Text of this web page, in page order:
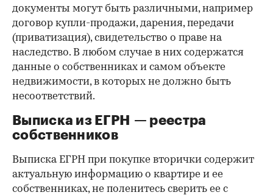
документы могут быть различными, например
договор купли-продажи, дарения, передачи
(приватизация), свидетельство о праве на
наследство. В любом случае в них содержатся
данные о собственниках и самом объекте
недвижимости, в которых не должно быть
несоответствий.
Выписка из ЕГРН — реестра
собственников
Выписка ЕГРН при покупке вторички содержит
актуальную информацию о квартире и ее
собственниках, не поленитесь сверить ее с